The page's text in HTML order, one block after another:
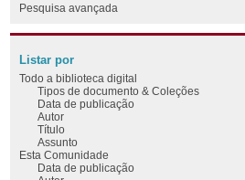
Pesquisa avançada
Listar por
Todo a biblioteca digital
Tipos de documento & Coleções
Data de publicação
Autor
Título
Assunto
Esta Comunidade
Data de publicação